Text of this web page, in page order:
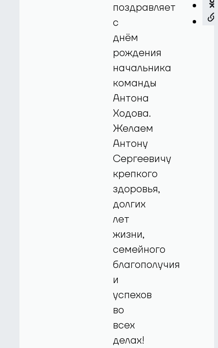
поздравляет
с
днём
рождения
начальника
команды
Антона
Ходова.
Желаем
Антону
Сергеевичу
крепкого
здоровья,
долгих
лет
жизни,
семейного
благополучия
и
успехов
во
всех
делах!